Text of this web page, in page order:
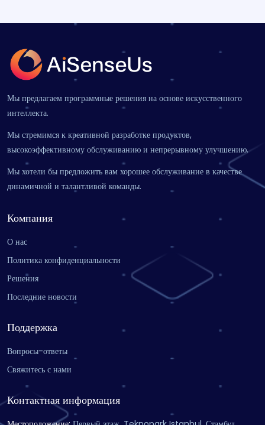
Мы предлагаем программные решения на основе искусственного
интеллекта.
Мы стремимся к креативной разработке продуктов,
высокоэффективному обслуживанию и непрерывному улучшению.
Мы хотели бы предложить вам хорошее обслуживание в качестве
динамичной и талантливой команды.
Компания
О нас
Политика конфиденциальности
Решения
Последние новости
Поддержка
Вопросы-ответы
Свяжитесь с нами
Контактная информация